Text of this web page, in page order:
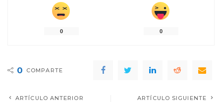
0 0
0 COMPARTE
ARTÍCULO ANTERIOR ARTÍCULO SIGUIENTE